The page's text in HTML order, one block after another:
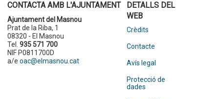
CONTACTA AMB L'AJUNTAMENT
Ajuntament del Masnou
Prat de la Riba, 1
08320 - El Masnou
Tel. 935 571 700
NIF P0811700D
a/e oac@elmasnou.cat
DETALLS DEL
WEB
Crèdits
Contacte
Avís legal
Protecció de
dades